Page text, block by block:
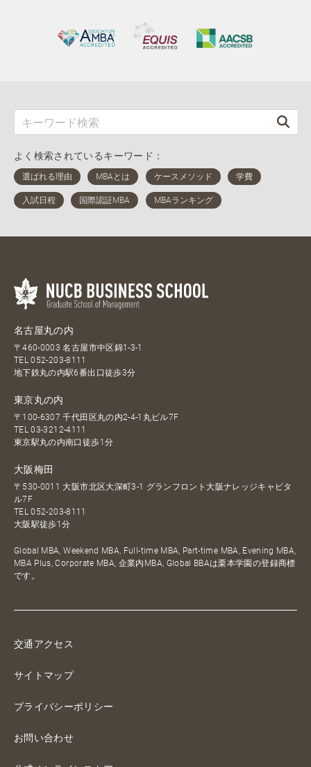
よく検索されているキーワード：
名古屋丸の内
〒460-0003 名古屋市中区錦1-3-1
TEL052-203-8111
地下鉄丸の内駅6番出口徒歩3分
東京丸の内
〒100-6307 千代田区丸の内2-4-1丸ビル7F
TEL03-3212-4111
東京駅丸の内南口徒歩1分
大阪梅田
〒530-0011 大阪市北区大深町3-1 グランフロント大阪ナレッジキャピタ
ル7F
TEL052-203-8111
大阪駅徒歩1分
Global MBA, Weekend MBA, Full-time MBA, Part-time MBA, Evening MBA,
MBA Plus, Corporate MBA, 企業内MBA, Global BBAは栗本学園の登録商標
です。
交通アクセス
サイトマップ
プライバシーポリシー
お問い合わせ